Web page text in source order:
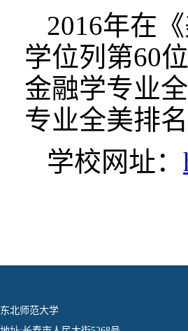
2016年在
学位列第60
金融学专业
专业全美排名
学校网址：
东北师范大学